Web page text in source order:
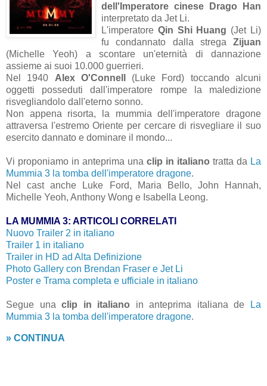
dell'Imperatore cinese Drago Han
interpretato da Jet Li.
L'imperatore Qin Shi Huang (Jet Li)
fu condannato dalla strega Zijuan
(Michelle Yeoh) a scontare un'eternità di dannazione
assieme ai suoi 10.000 guerrieri.
Nel 1940 Alex O'Connell
(Luke Ford) toccando alcuni
oggetti posseduti dall'imperatore rompe la maledizione
risvegliandolo dall'eterno sonno.
Non appena risorta, la mummia dell'imperatore dragone
attraversa l'estremo Oriente per cercare di risvegliare il suo
esercito dannato e dominare il mondo...
Vi proponiamo in anteprima una clip in italiano tratta da La
Mummia 3 la tomba dell'imperatore dragone.
Nel cast anche Luke Ford, Maria Bello, John Hannah,
Michelle Yeoh, Anthony Wong e Isabella Leong.
LA MUMMIA 3: ARTICOLI CORRELATI
Nuovo Trailer 2 in italiano
Trailer 1 in italiano
Trailer in HD ad Alta Definizione
Photo Gallery con Brendan Fraser e Jet Li
Poster e Trama completa e ufficiale in italiano
Segue unaclip in italiano in anteprima italiana de
La
Mummia 3 la tomba dell'imperatore dragone.
» CONTINUA